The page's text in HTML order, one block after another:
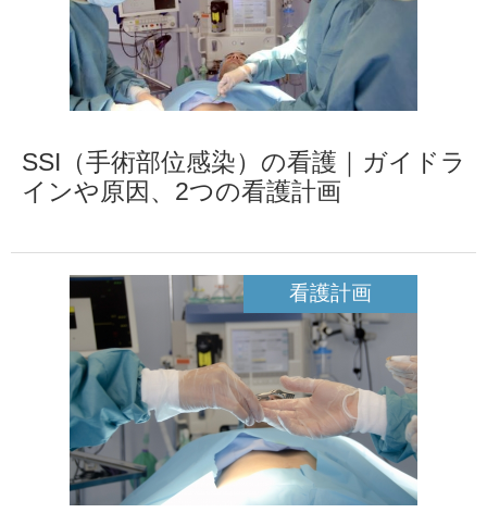
SSI（手術部位感染）の看護｜ガイドラ
インや原因、2つの看護計画
看護計画